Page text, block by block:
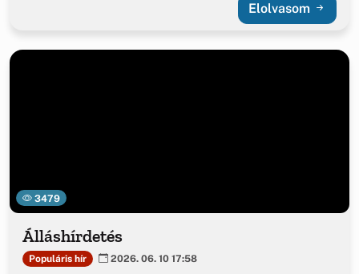
Elolvasom
3479
Álláshírdetés
Populáris hír 2026. 06. 10 17:58